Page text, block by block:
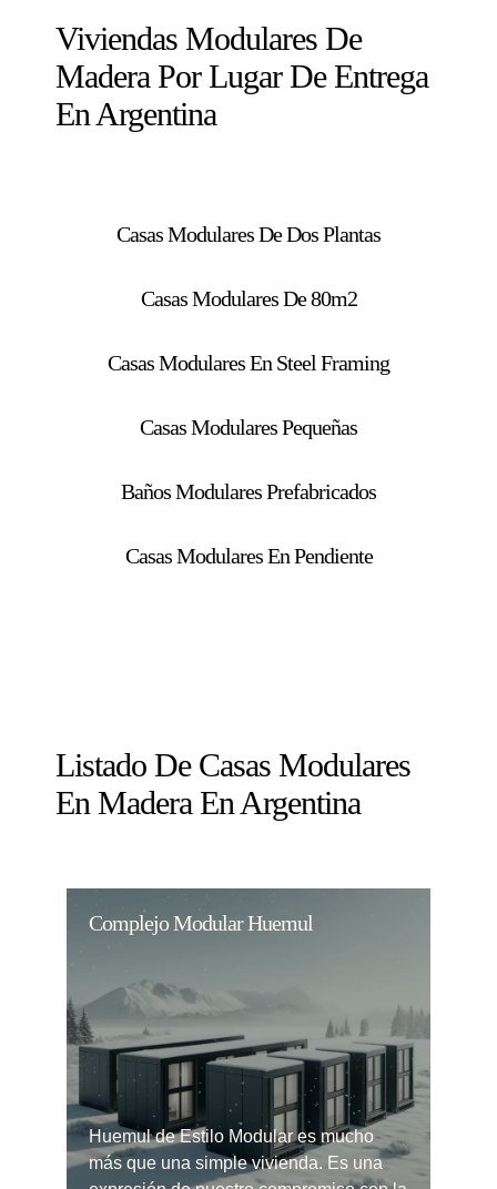
Viviendas Modulares De
Madera Por Lugar De Entrega
En Argentina
Casas Modulares De Dos Plantas
Casas Modulares De 80m2
Casas Modulares En Steel Framing
Casas Modulares Pequeñas
Baños Modulares Prefabricados
Casas Modulares En Pendiente
Listado De Casas Modulares
En Madera En Argentina
Complejo Modular Huemul
Huemul de Estilo Modular es mucho
más que una simple vivienda. Es una